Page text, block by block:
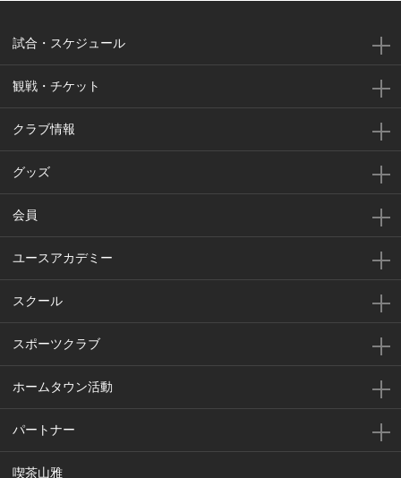
試合・スケジュール
観戦・チケット
クラブ情報
グッズ
会員
ユースアカデミー
スクール
スポーツクラブ
ホームタウン活動
パートナー
喫茶山雅